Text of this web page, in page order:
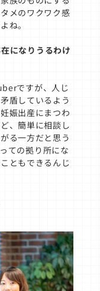
メのワクワク感
ね。
になりうるわけ
ですが、人じ
盾しているよう
娠出産にまつわ
、簡単に相談し
る一方だと思う
ての拠り所にな
ともできるんじ